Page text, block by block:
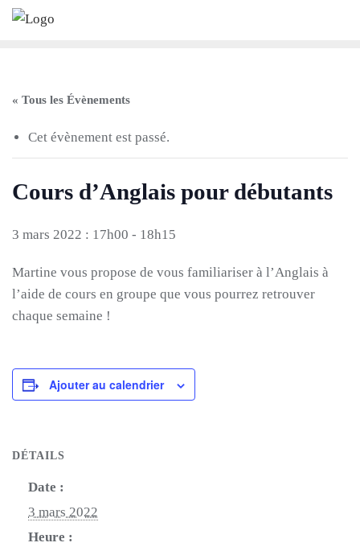
Skip
« Tous les Évènements
Cet évènement est passé.
Cours d’Anglais pour débutants
3 mars 2022 : 17h00 - 18h15
Martine vous propose de vous familiariser à l’Anglais à
l’aide de cours en groupe que vous pourrez retrouver
chaque semaine !
Ajouter au calendrier
DÉTAILS
Date :
3 mars 2022
Heure :